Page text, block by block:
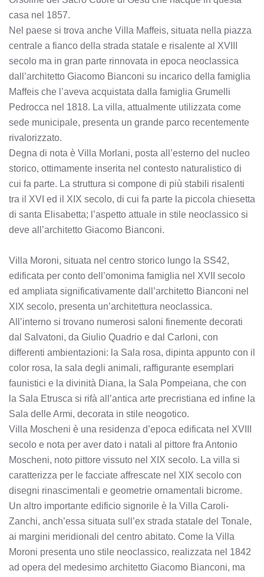
casa nel 1857.
Nel paese si trova anche Villa Maffeis, situata nella piazza
centrale a fianco della strada statale e risalente al XVIII
secolo ma in gran parte rinnovata in epoca neoclassica
dall’architetto Giacomo Bianconi su incarico della famiglia
Maffeis che l’aveva acquistata dalla famiglia Grumelli
Pedrocca nel 1818. La villa, attualmente utilizzata come
sede municipale, presenta un grande parco recentemente
rivalorizzato.
Degna di nota è Villa Morlani, posta all’esterno del nucleo
storico, ottimamente inserita nel contesto naturalistico di
cui fa parte. La struttura si compone di più stabili risalenti
tra il XVI ed il XIX secolo, di cui fa parte la piccola chiesetta
di santa Elisabetta; l’aspetto attuale in stile neoclassico si
deve all’architetto Giacomo Bianconi.
Villa Moroni, situata nel centro storico lungo la SS42,
edificata per conto dell’omonima famiglia nel XVII secolo
ed ampliata significativamente dall’architetto Bianconi nel
XIX secolo, presenta un’architettura neoclassica.
All’interno si trovano numerosi saloni finemente decorati
dal Salvatoni, da Giulio Quadrio e dal Carloni, con
differenti ambientazioni: la Sala rosa, dipinta appunto con il
color rosa, la sala degli animali, raffigurante esemplari
faunistici e la divinità Diana, la Sala Pompeiana, che con
la Sala Etrusca si rifà all’antica arte precristiana ed infine la
Sala delle Armi, decorata in stile neogotico.
Villa Moscheni è una residenza d’epoca edificata nel XVIII
secolo e nota per aver dato i natali al pittore fra Antonio
Moscheni, noto pittore vissuto nel XIX secolo. La villa si
caratterizza per le facciate affrescate nel XIX secolo con
disegni rinascimentali e geometrie ornamentali bicrome.
Un altro importante edificio signorile è la Villa Caroli-
Zanchi, anch’essa situata sull’ex strada statale del Tonale,
ai margini meridionali del centro abitato. Come la Villa
Moroni presenta uno stile neoclassico, realizzata nel 1842
ad opera del medesimo architetto Giacomo Bianconi, ma